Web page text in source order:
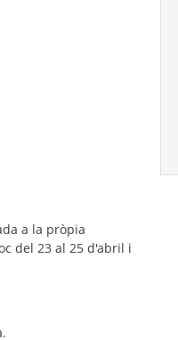
a la pròpia
del 23 al 25 d'abril i